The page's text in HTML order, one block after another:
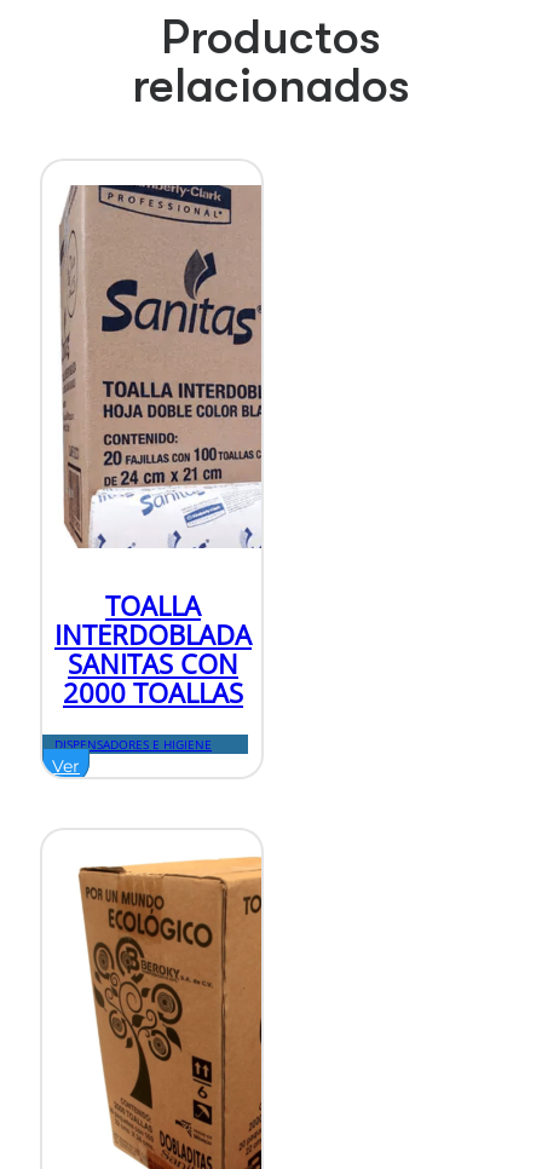
Productos
relacionados
TOALLA
INTERDOBLADA
SANITAS CON
2000 TOALLAS
DISPENSADORES E HIGIENE
Ver